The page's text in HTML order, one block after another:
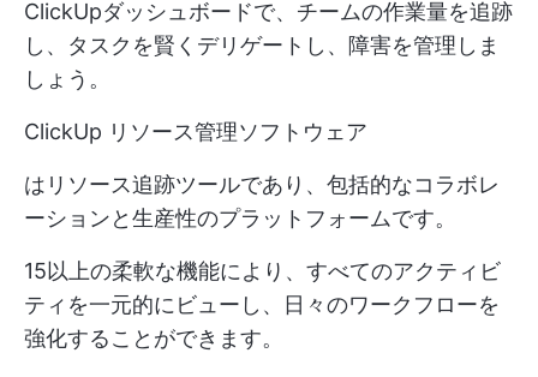
ClickUpダッシュボードで、チームの作業量を追跡
し、タスクを賢くデリゲートし、障害を管理しま
しょう。
ClickUp リソース管理ソフトウェア
はリソース追跡ツールであり、包括的なコラボレ
ーションと生産性のプラットフォームです。
15以上の柔軟な機能により、すべてのアクティビ
ティを一元的にビューし、日々のワークフローを
強化することができます。